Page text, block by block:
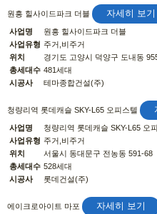
원흥 힐사이드파크 더블 자세히 보기
사업명
원흥 힐사이드파크 더블
사업유형 주거,비주거
위치
경기도 고양시 덕양구 도내동
총세대수 481세대
시공사
테마종합건설(주)
청량리역 롯데캐슬 SKY-L65 오피스텔
사업명
청량리역 롯데캐슬 SKY-L65 오
사업유형 주거,비주거
위치
서울시 동대문구 전농동 591-68
총세대수 528세대
시공사
롯데건설(주)
에이크로아이트 마포 자세히 보기